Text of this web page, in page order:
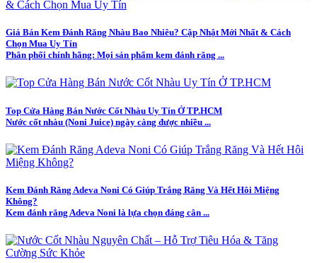
Giá Bán Kem Đánh Răng Nhàu Bao Nhiêu? Cập Nhật Mới Nhất & Cách
Chọn Mua Uy Tín
Phân phối chính hãng: Mọi sản phẩm kem đánh răng ...
Top Cửa Hàng Bán Nước Cốt Nhàu Uy Tín Ở TP.HCM
Nước cốt nhàu (Noni Juice) ngày càng được nhiều ...
Kem Đánh Răng Adeva Noni Có Giúp Trắng Răng Và Hết Hôi Miệng
Không?
Kem đánh răng Adeva Noni là lựa chọn đáng cân ...